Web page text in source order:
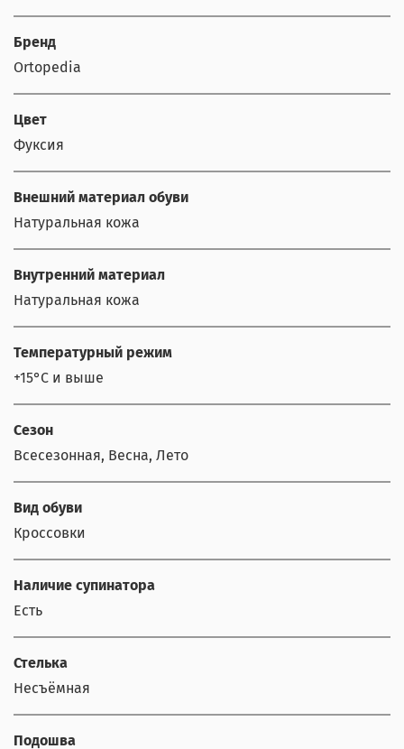
Бренд
Ortopedia
Цвет
Фуксия
Внешний материал обуви
Натуральная кожа
Внутренний материал
Натуральная кожа
Температурный режим
+15°С и выше
Сезон
Всесезонная, Весна, Лето
Вид обуви
Кроссовки
Наличие супинатора
Есть
Стелька
Несъёмная
Подошва